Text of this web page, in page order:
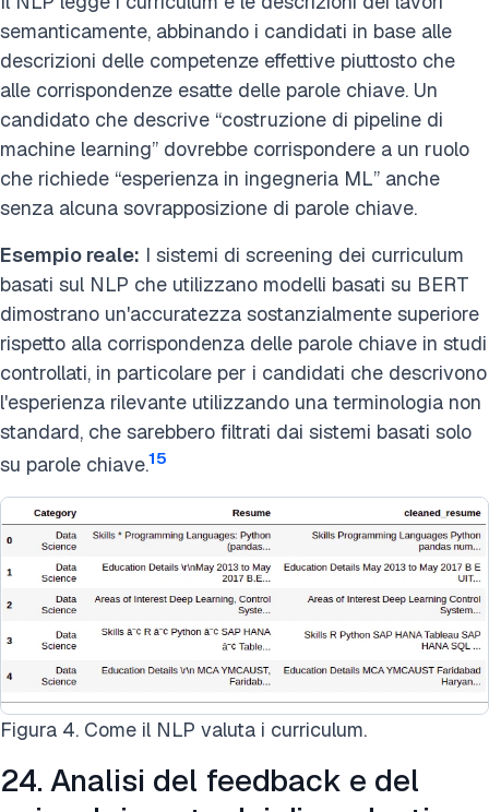
semanticamente, abbinando i candidati in base alle
descrizioni delle competenze effettive piuttosto che
alle corrispondenze esatte delle parole chiave. Un
candidato che descrive “costruzione di pipeline di
machine learning” dovrebbe corrispondere a un ruolo
che richiede “esperienza in ingegneria ML” anche
senza alcuna sovrapposizione di parole chiave.
Esempio reale: I sistemi di screening dei curriculum
basati sul NLP che utilizzano modelli basati su BERT
dimostrano un'accuratezza sostanzialmente superiore
rispetto alla corrispondenza delle parole chiave in studi
controllati, in particolare per i candidati che descrivono
l'esperienza rilevante utilizzando una terminologia non
standard, che sarebbero filtrati dai sistemi basati solo
su parole chiave.15
Figura 4. Come il NLP valuta i curriculum.
24. Analisi del feedback e del